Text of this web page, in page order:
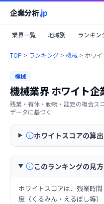
企業分析.jp
業界一覧 地域別 ランキン
TOP > ランキング > 機械 > ホワ
機械
機械業界ホワイト企
残業・有休・勤続・認定の複合ス
データに基づく
ホワイトスコアの算
このランキングの見方
ホワイトスコアは、残業時
度（くるみん・えるぼし等